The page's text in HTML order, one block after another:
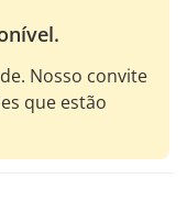
Nosso convite
que estão